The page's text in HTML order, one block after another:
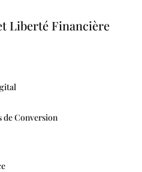
Liberté Financière
de Conversion